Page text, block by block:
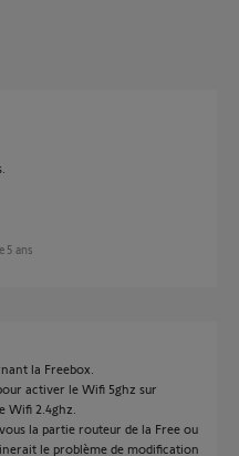
5 ans
la Freebox.
activer le Wifi 5ghz sur
Wifi 2.4ghz.
la partie routeur de la Free ou
le problème de modification